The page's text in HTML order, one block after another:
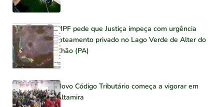
MPF pede que Justiça impeça com urgência
loteamento privado no Lago Verde de Alter do
Chão (PA)
Novo Código Tributário começa a vigorar em
Altamira